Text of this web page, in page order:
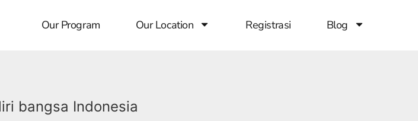
Our Program Our Location Registrasi Blog
bangsa Indonesia